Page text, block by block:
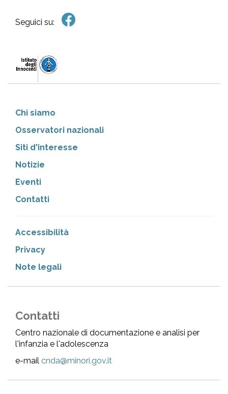
Seguici su:
Chi siamo
Osservatori nazionali
Siti d'interesse
Notizie
Eventi
Contatti
Accessibilità
Privacy
Note legali
Contatti
Centro nazionale di documentazione e analisi per
l'infanzia e l'adolescenza
e-mail cnda@minori.gov.it